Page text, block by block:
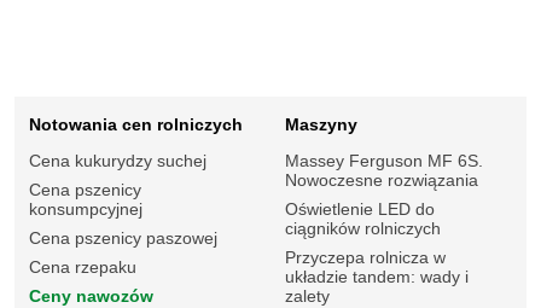
Notowania cen rolniczych
Cena kukurydzy suchej
Cena pszenicy
konsumpcyjnej
Cena pszenicy paszowej
Cena rzepaku
Ceny nawozów
Maszyny
Massey Ferguson MF 6S.
Nowoczesne rozwiązania
Oświetlenie LED do
ciągników rolniczych
Przyczepa rolnicza w
układzie tandem: wady i
zalety